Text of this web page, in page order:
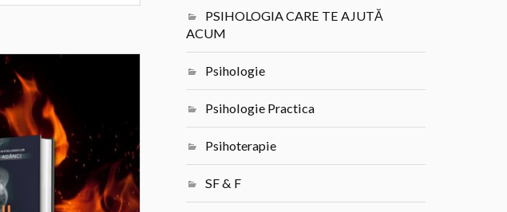
PSIHOLOGIA CARE TE AJUTĂ
ACUM
Psihologie
Psihologie Practica
Psihoterapie
SF & F